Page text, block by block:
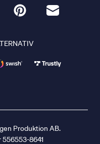
Produktion AB.
8641